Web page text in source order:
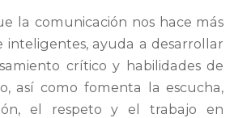
la comunicación nos hace más
inteligentes, ayuda a desarrollar
crítico y habilidades de
así como fomenta la escucha,
el respeto y el trabajo en